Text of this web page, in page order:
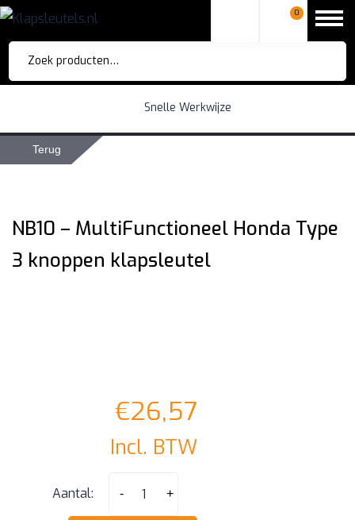
0
Zoeken
naar:
Snelle Werkwijze
Terug
NB10 – MultiFunctioneel Honda Type
3 knoppen klapsleutel
€26,57
Incl. BTW
Aantal: - +